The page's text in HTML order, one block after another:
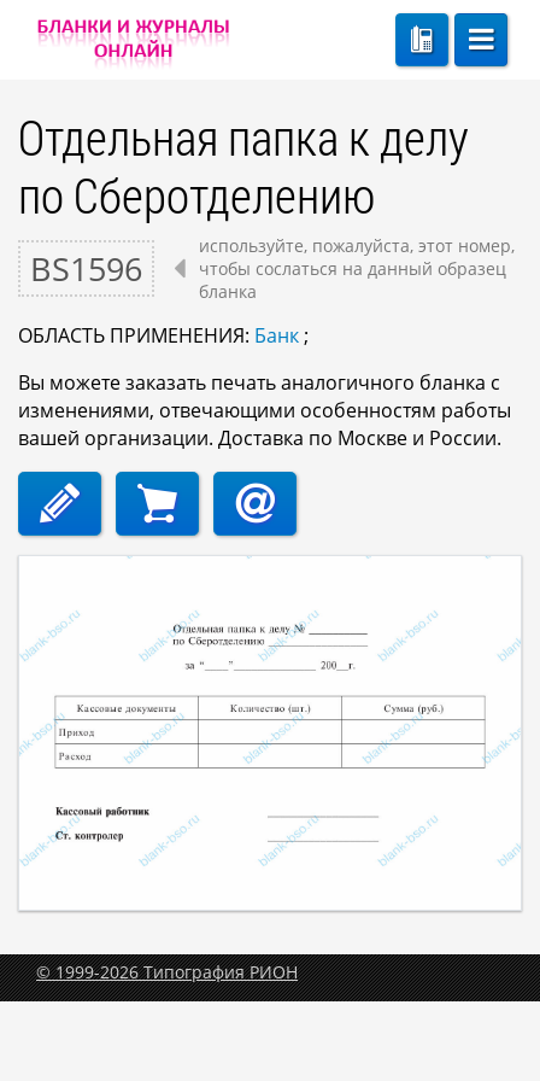
Отдельная папка к делу
по Сберотделению
BS1596
используйте, пожалуйста, этот номер,
чтобы сослаться на данный образец
бланка
ОБЛАСТЬ ПРИМЕНЕНИЯ: Банк ;
Вы можете заказать печать аналогичного бланка с
изменениями, отвечающими особенностям работы
вашей организации. Доставка по Москве и России.
© 1999-2026 Типография РИОН